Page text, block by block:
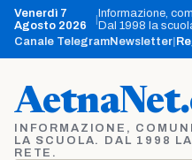
Vai
contenuto
Venerdì 7
Agosto 2026
Informazione,
Dal 1998 la
Canale TelegramNewsletter
INFORMAZIONE,
LA SCUOLA. DAL 1998
RETE.